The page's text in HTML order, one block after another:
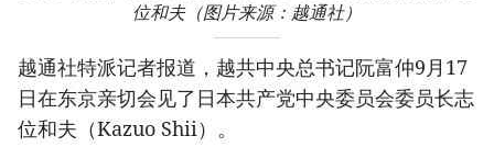
位和夫（图片来源：越通社）
越通社特派记者报道，越共中央总书记阮富仲9月17
日在东京亲切会见了日本共产党中央委员会委员长志
位和夫（Kazuo Shii）。